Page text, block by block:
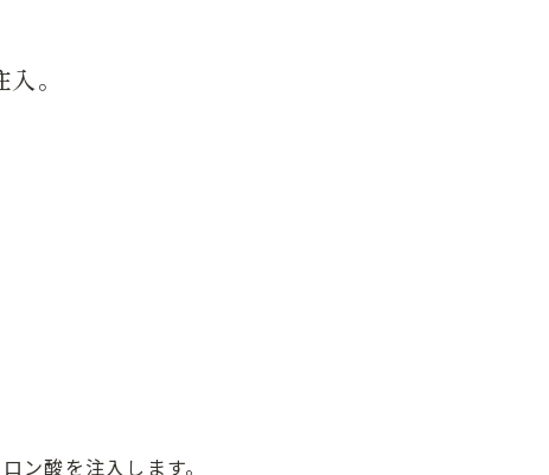
。
ン酸を注入します。